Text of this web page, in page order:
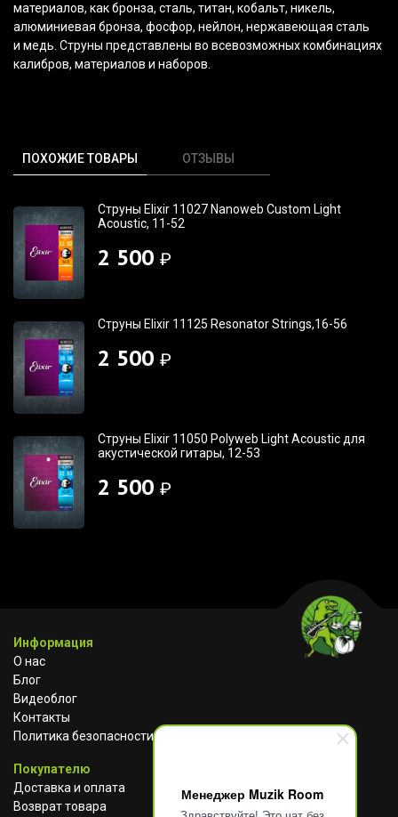
Менеджер Muzik Room
материалов, как бронза, сталь, титан, кобальт, никель,
алюминиевая бронза, фосфор, нейлон, нержавеющая сталь
и медь. Струны представлены во всевозможных комбинациях
калибров, материалов и наборов.
ПОХОЖИЕ ТОВАРЫ ОТЗЫВЫ
Струны Elixir 11027 Nanoweb Custom Light
Acoustic, 11-52
2 500 ₽
Струны Elixir 11125 Resonator Strings,16-56
2 500 ₽
Струны Elixir 11050 Polyweb Light Acoustic для
акустической гитары, 12-53
2 500 ₽
Информация
О нас
Блог
Видеоблог
Контакты
Политика безопасности
Покупателю
Доставка и оплата
Возврат товара